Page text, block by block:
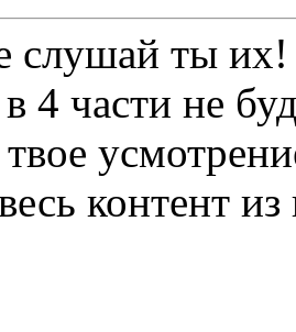
слушай ты
4 части не
контент из